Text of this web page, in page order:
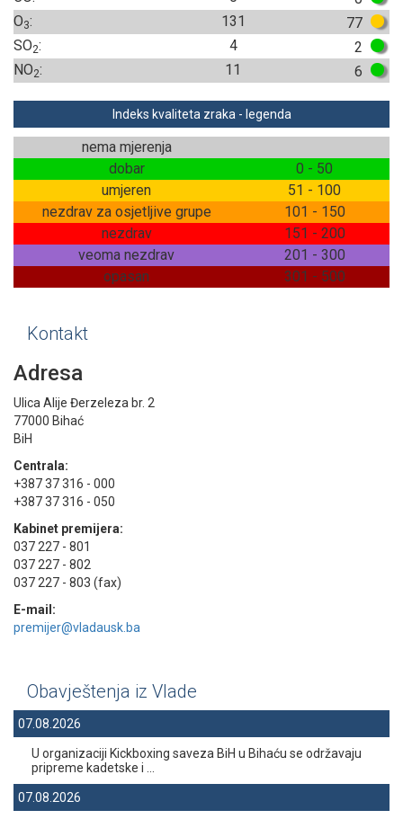
O3: 131
77
SO2: 4
2
NO2: 11 6
Indeks kvaliteta zraka - legenda
nema mjerenja
dobar
0 - 50
umjeren
51 - 100
nezdrav za osjetljive grupe
101 - 150
nezdrav
151 - 200
veoma nezdrav
201 - 300
opasan
301 - 500
Kontakt
Adresa
Ulica Alije Đerzeleza br. 2
77000 Bihać
BiH
Centrala:
+387 37 316 - 000
+387 37 316 - 050
Kabinet premijera:
037 227 - 801
037 227 - 802
037 227 - 803 (fax)
E-mail:
premijer@vladausk.ba
Obavještenja iz Vlade
07.08.2026
U organizaciji Kickboxing saveza BiH u Bihaću se održavaju
pripreme kadetske i ...
07.08.2026